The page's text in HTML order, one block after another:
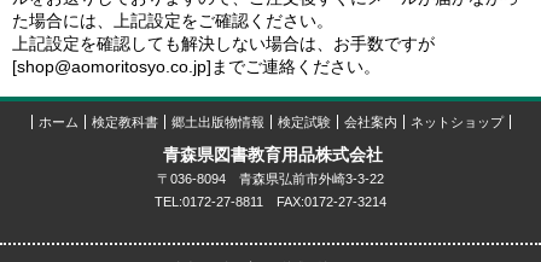
た場合には、上記設定をご確認ください。
上記設定を確認しても解決しない場合は、お手数ですが
[shop@aomoritosyo.co.jp]までご連絡ください。
ホーム 検定教科書 郷土出版物情報 検定試験 会社案内 ネットショップ
青森県図書教育用品株式会社
〒036-8094 青森県弘前市外崎3-3-22
TEL:0172-27-8811 FAX:0172-27-3214